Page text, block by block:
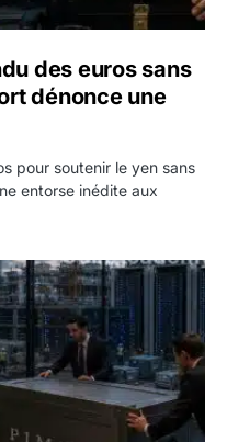
des euros sans
dénonce une
pour soutenir le yen sans
entorse inédite aux
de 11 milliards de